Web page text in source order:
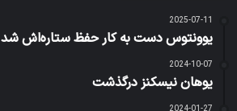
2025-07-11
یوونتوس دست به کار حفظ ستاره‌اش شد
2024-10-07
یوهان نیسکنز درگذشت